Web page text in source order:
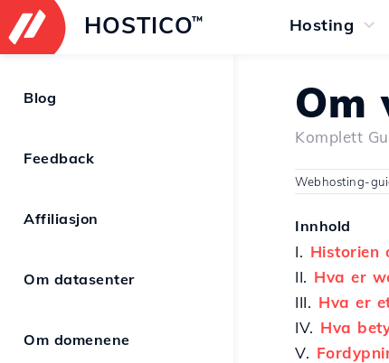
HOSTICO™ Hosting
Om
Komplett
Webhosting-
Innhold
I. Historien
II. Hva er
III. Hva er
IV. Hva
V.
Blog
Feedback
Affiliasjon
Om datasenter
Om domenene